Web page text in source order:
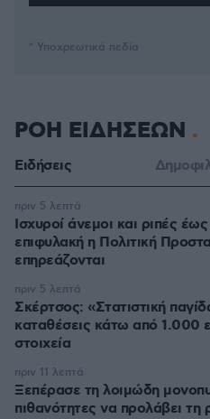
* Υποχρεωτικά πεδία
ΡΟΗ ΕΙΔΗΣΕΩΝ
Ειδήσεις
Ισχυροί άνεμοι και ριπές
επιφυλακή η Πολιτική
επηρεάζονται
πριν 5 λεπτά
Σκέρτσος: «Στατιστική
καταθέσεις κάτω από 1.000
στοιχεία
πριν 5 λεπτά
Ξεπέρασε τη λοιμώδη
πιθανότητες να προλάβει
πριν 11 λεπτά